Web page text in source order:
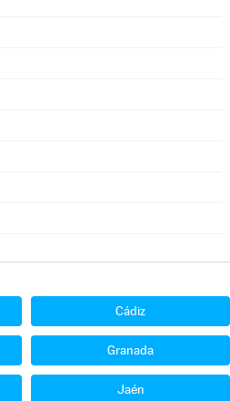
Cádiz
Granada
Jaén